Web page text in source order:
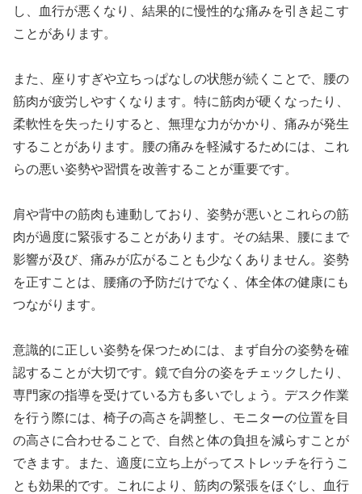
し、血行が悪くなり、結果的に慢性的な痛みを引き起こす
ことがあります。
また、座りすぎや立ちっぱなしの状態が続くことで、腰の
筋肉が疲労しやすくなります。特に筋肉が硬くなったり、
柔軟性を失ったりすると、無理な力がかかり、痛みが発生
することがあります。腰の痛みを軽減するためには、これ
らの悪い姿勢や習慣を改善することが重要です。
肩や背中の筋肉も連動しており、姿勢が悪いとこれらの筋
肉が過度に緊張することがあります。その結果、腰にまで
影響が及び、痛みが広がることも少なくありません。姿勢
を正すことは、腰痛の予防だけでなく、体全体の健康にも
つながります。
意識的に正しい姿勢を保つためには、まず自分の姿勢を確
認することが大切です。鏡で自分の姿をチェックしたり、
専門家の指導を受けている方も多いでしょう。デスク作業
を行う際には、椅子の高さを調整し、モニターの位置を目
の高さに合わせることで、自然と体の負担を減らすことが
できます。また、適度に立ち上がってストレッチを行うこ
とも効果的です。これにより、筋肉の緊張をほぐし、血行